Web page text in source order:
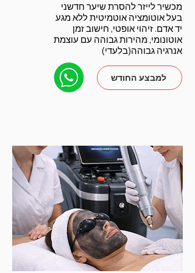
מכשיר לייזר להסרת שיער חדשני
בעל אוטומציה אוטמיטית ללא מגע
יד אדם. זיהוי אופטי, חישוב זמן
אוטונומי, מהירות גבוהה עם עוצמת
אנרגיה גבוהה(בלעדי)
למבצע החודש